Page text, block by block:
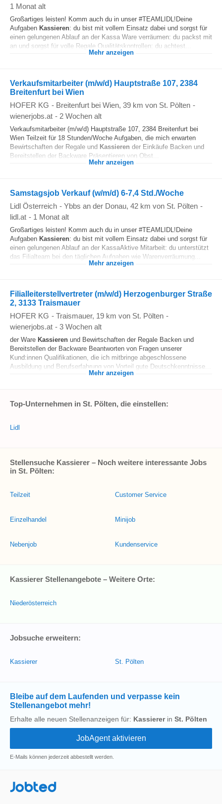
1 Monat alt
Großartiges leisten! Komm auch du in unser #TEAMLIDL!Deine
Aufgaben Kassieren: du bist mit vollem Einsatz dabei und sorgst für
einen gelungenen Ablauf an der Kassa Ware verräumen: du packst mit
an und sorgst für volle Regale Qualitätskontrollen: du achtest...
Mehr anzeigen
Verkaufsmitarbeiter (m/w/d) Hauptstraße 107, 2384
Breitenfurt bei Wien
HOFER KG - Breitenfurt bei Wien, 39 km von St. Pölten -
wienerjobs.at - 2 Wochen alt
Verkaufsmitarbeiter (m/w/d) Hauptstraße 107, 2384 Breitenfurt bei
Wien Teilzeit für 18 Stunden/Woche Aufgaben, die mich erwarten
Bewirtschaften der Regale und Kassieren der Einkäufe Backen und
Bereitstellen der Backware Präsentieren von Obst...
Mehr anzeigen
Samstagsjob Verkauf (w/m/d) 6-7,4 Std./Woche
Lidl Österreich - Ybbs an der Donau, 42 km von St. Pölten -
lidl.at - 1 Monat alt
Großartiges leisten! Komm auch du in unser #TEAMLIDL!Deine
Aufgaben Kassieren: du bist mit vollem Einsatz dabei und sorgst für
einen gelungenen Ablauf an der KassaAktive Mitarbeit: du unterstützt
das Filialteam bei den täglichen Aufgaben wie Warenverräumung...
Mehr anzeigen
Filialleiterstellvertreter (m/w/d) Herzogenburger Straße
2, 3133 Traismauer
HOFER KG - Traismauer, 19 km von St. Pölten -
wienerjobs.at - 3 Wochen alt
der Ware Kassieren und Bewirtschaften der Regale Backen und
Bereitstellen der Backware Beantworten von Fragen unserer
Kund:innen Qualifikationen, die ich mitbringe abgeschlossene
Ausbildung und Berufserfahrung von Vorteil gute Deutschkenntnisse...
Mehr anzeigen
Top-Unternehmen in St. Pölten, die einstellen:
Lidl
Stellensuche Kassierer – Noch weitere interessante Jobs
in St. Pölten:
Teilzeit
Einzelhandel
Nebenjob
Customer Service
Minijob
Kundenservice
Kassierer Stellenangebote – Weitere Orte:
Niederösterreich
Jobsuche erweitern:
Kassierer St. Pölten
Bleibe auf dem Laufenden und verpasse kein
Stellenangebot mehr!
Erhalte alle neuen Stellenanzeigen für: Kassiererin St. Pölten
E-Mails können jederzeit abbestellt werden.
Jobted